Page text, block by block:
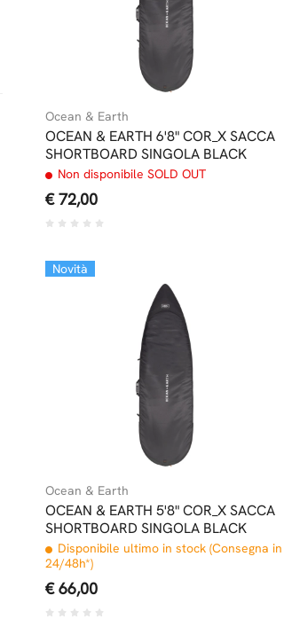
Ocean & Earth
OCEAN & EARTH 6'8" COR_X SACCA
SHORTBOARD SINGOLA BLACK
Non disponibile SOLD OUT
€ 72,00
Novità
Ocean & Earth
OCEAN & EARTH 5'8" COR_X SACCA
SHORTBOARD SINGOLA BLACK
Disponibile ultimo in stock (Consegna in
24/48h*)
€ 66,00